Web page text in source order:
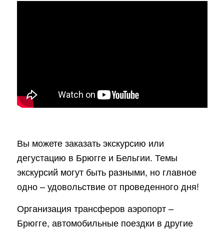
Вы можете заказать экскурсию или
дегустацию в Брюгге и Бельгии. Темы
экскурсий могут быть разными, но главное
одно – удовольствие от проведенного дня!
Организация трансферов аэропорт –
Брюгге, автомобильные поездки в другие